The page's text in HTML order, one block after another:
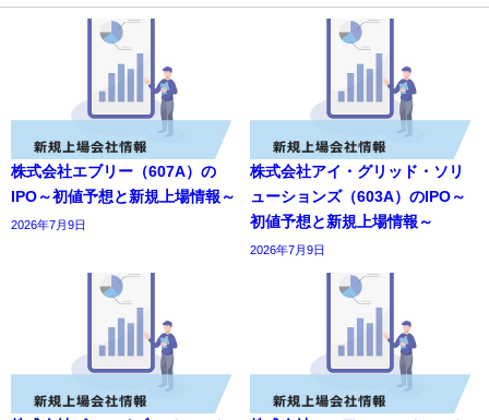
株式会社エブリー（607A）の
IPO～初値予想と新規上場情報～
2026年7月9日
株式会社アイ・グリッド・ソリ
ューションズ（603A）のIPO～
初値予想と新規上場情報～
2026年7月9日